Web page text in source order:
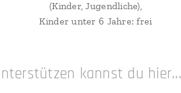
(Kinder, Jugendliche),
Kinder unter 6 Jahre: frei
kannst du hier...